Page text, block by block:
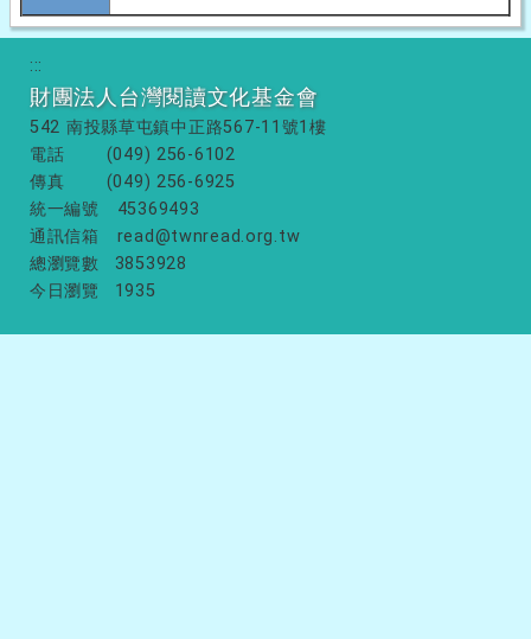
:::
財團法人台灣閱讀文化基金會
542 南投縣草屯鎮中正路567-11號1樓
電話
(049) 256-6102
傳真
(049) 256-6925
統一編號
45369493
通訊信箱
read@twnread.org.tw
總瀏覽數
3853928
今日瀏覽
1935